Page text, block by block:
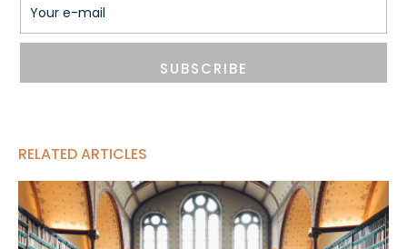
SUBSCRIBE
RELATED ARTICLES